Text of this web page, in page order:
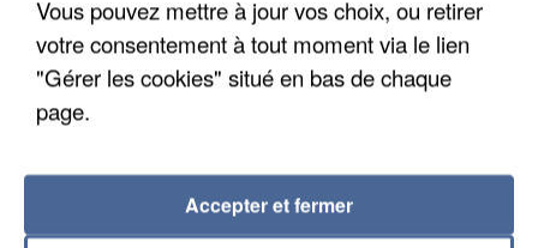
commun" avec les partis à la rentrée.
Vous pouvez mettre à jour vos choix, ou retirer
votre consentement à tout moment via le lien
"Gérer les cookies" situé en bas de chaque
page.
Accepter et fermer